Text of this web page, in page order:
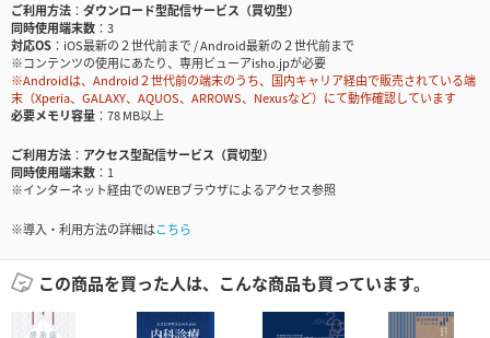
ご利用方法
ダウンロード型配信サービス（買切型）
同時使用端末数
3
対応OS
iOS最新の２世代前まで / Android最新の２世代前まで
※コンテンツの使用にあたり、専用ビューアisho.jpが必要
※Androidは、Android２世代前の端末のうち、国内キャリア経由で販売されている端
末（Xperia、GALAXY、AQUOS、ARROWS、Nexusなど）にて動作確認しています
必要メモリ容量
78 MB以上
ご利用方法
アクセス型配信サービス（買切型）
同時使用端末数
1
※インターネット経由でのWEBブラウザによるアクセス参照
※導入・利用方法の詳細はこちら
この商品を買った人は、こんな商品も買っています。